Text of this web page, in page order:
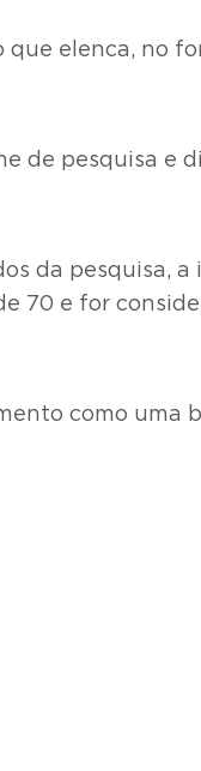
elenca, no
de pesquisa e
da pesquisa,
70 e for
como uma